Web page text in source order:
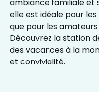
ambiance familiale et
elle est idéale pour les
que pour les
Découvrez la station
des vacances à la
et convivialité.